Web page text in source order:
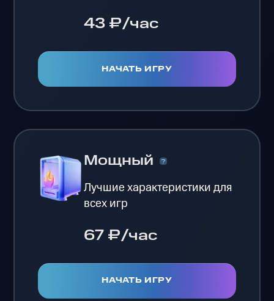
43 ₽/час
НАЧАТЬ ИГРУ
Мощный
Лучшие характеристики для
всех игр
67 ₽/час
НАЧАТЬ ИГРУ